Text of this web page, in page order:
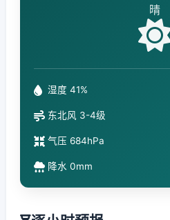
晴
湿度 41%
东北风 3-4级
气压 684hPa
降水 0mm